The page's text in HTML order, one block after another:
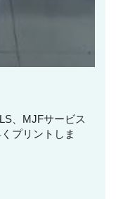
、MJFサービス
プリントしま